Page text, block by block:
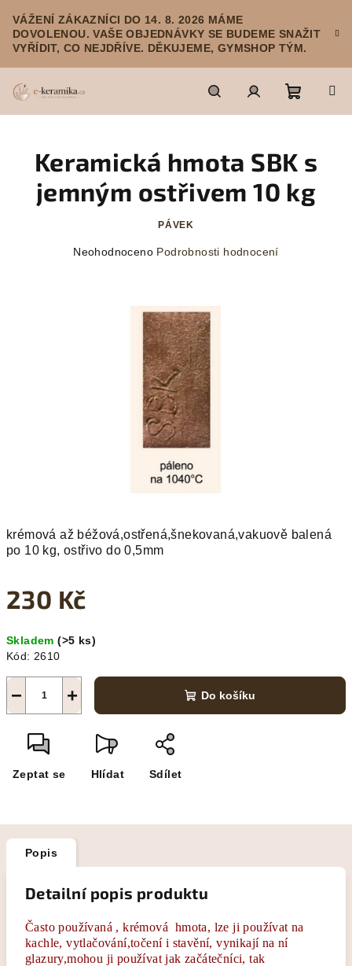
obsah
VÁŽENÍ ZÁKAZNÍCI DO 14. 8. 2026 MÁME
DOVOLENOU. VAŠE OBJEDNÁVKY SE BUDEME SNAŽIT
VYŘÍDIT, CO NEJDŘÍVE. DĚKUJEME, GYMSHOP TÝM.
HledatPřihlášeníNákupní
košík
krémová až béžová,ostřená,šnekovaná,vakuově balená
po 10 kg, ostřivo do 0,5mm
230 Kč
cena:
Skladem(>5 ks)
Kód: 2610
+
− Do košíku
Zeptat se Hlídat Sdílet
Keramická hmota SBK s
jemným ostřivem 10 kg
PÁVEK
Průměrné
Neohodnoceno Podrobnosti hodnocení
Popis
Detailní popis produktu
Často používaná , krémová hmota, lze ji používat na
kachle, vytlačování,točení i stavění, vynikají na ní
glazury,mohou ji používat jak začátečníci, tak